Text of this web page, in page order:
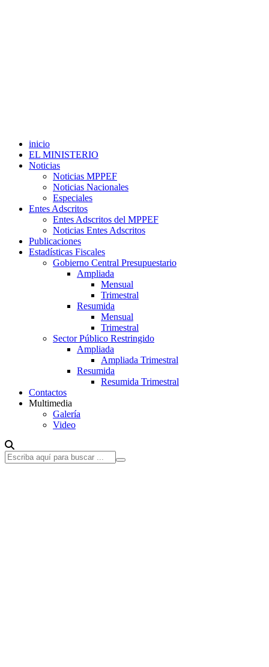
inicio
EL MINISTERIO
Noticias
Noticias MPPEF
Noticias Nacionales
Especiales
Entes Adscritos
Entes Adscritos del MPPEF
Noticias Entes Adscritos
Publicaciones
Estadísticas Fiscales
Gobierno Central Presupuestario
Ampliada
Mensual
Trimestral
Resumida
Mensual
Trimestral
Sector Público Restringido
Ampliada
Ampliada Trimestral
Resumida
Resumida Trimestral
Contactos
Multimedia
Galería
Video